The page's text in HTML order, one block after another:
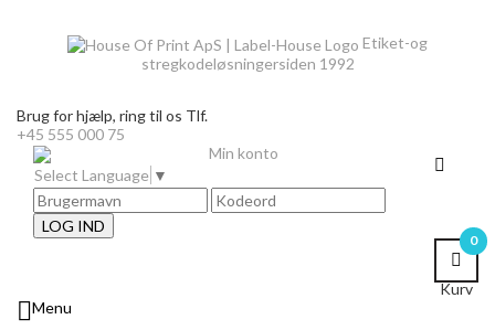
Etiket-og
stregkodeløsningersiden 1992
Brug for hjælp, ring til os Tlf.
+45 555 000 75
Select Language ▼
LOG IND
0
Kurv
Min konto
Menu